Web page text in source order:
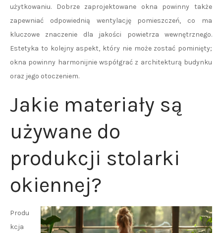
użytkowaniu. Dobrze zaprojektowane okna powinny także
zapewniać odpowiednią wentylację pomieszczeń, co ma
kluczowe znaczenie dla jakości powietrza wewnętrznego.
Estetyka to kolejny aspekt, który nie może zostać pominięty;
okna powinny harmonijnie współgrać z architekturą budynku
oraz jego otoczeniem.
Jakie materiały są
używane do
produkcji stolarki
okiennej?
Produ
kcja